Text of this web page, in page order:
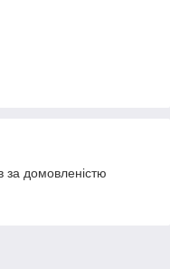
за домовленістю